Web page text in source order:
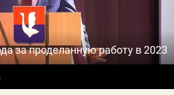
за проделанную работу в 2023